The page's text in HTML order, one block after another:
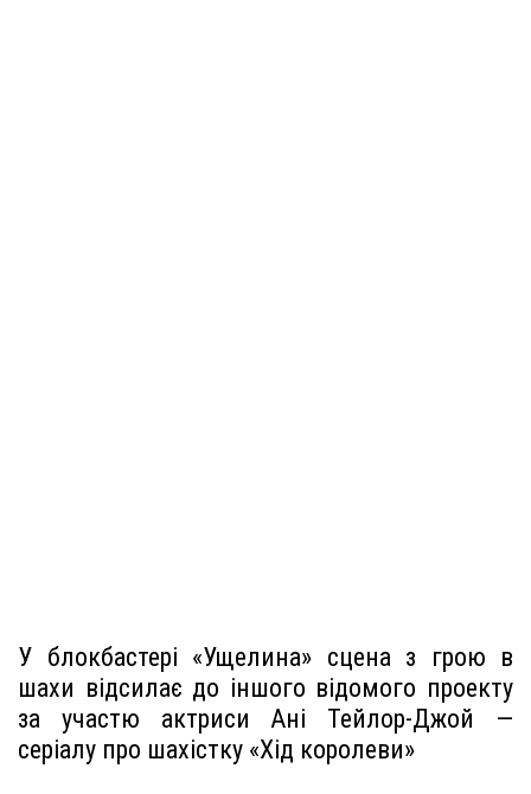
У блокбастері «Ущелина» сцена з грою в
шахи відсилає до іншого відомого проекту
за участю актриси Ані Тейлор-Джой —
серіалу про шахістку «Хід королеви»